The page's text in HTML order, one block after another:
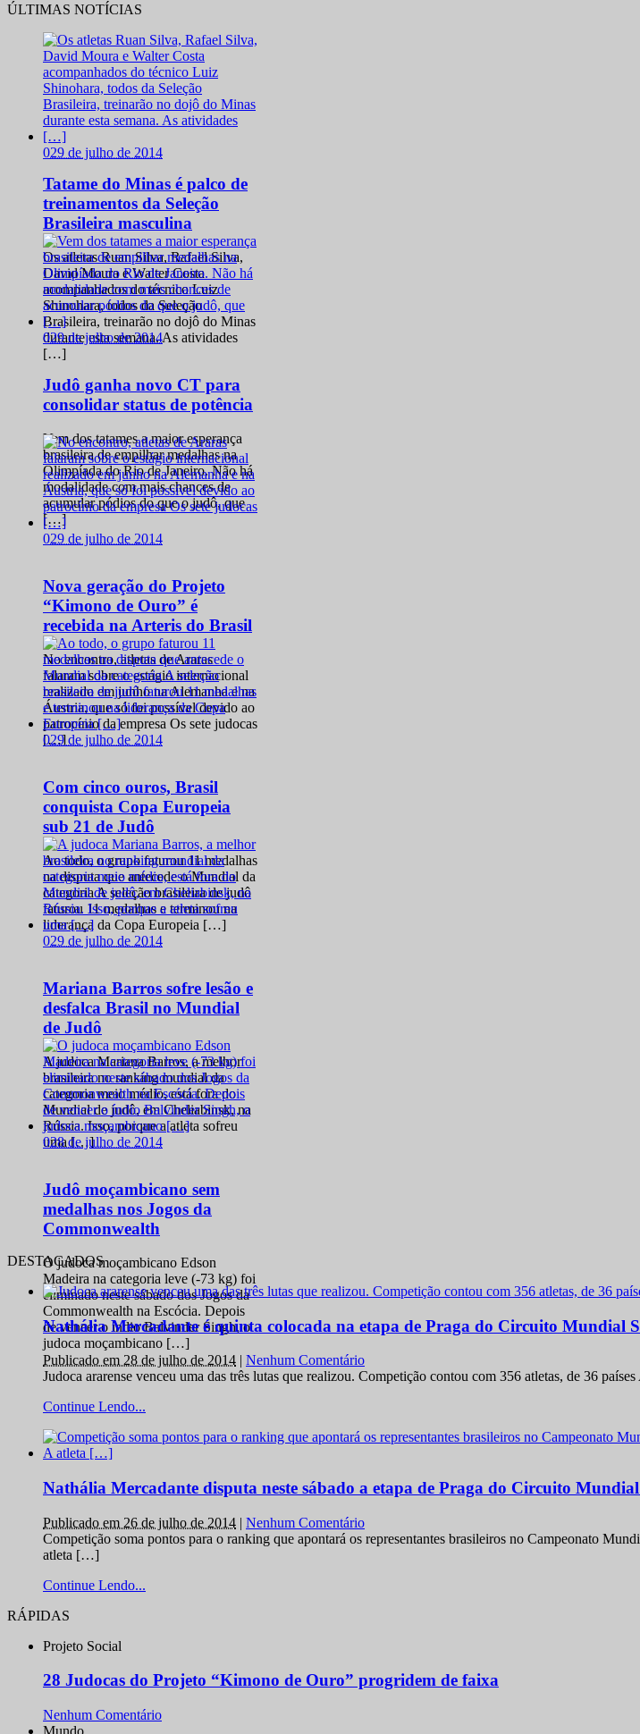
ÚLTIMAS NOTÍCIAS
029 de julho de 2014
Tatame do Minas é palco de
treinamentos da Seleção
Brasileira masculina
Os atletas Ruan Silva, Rafael Silva,
David Moura e Walter Costa
acompanhados do técnico Luiz
Shinohara, todos da Seleção
Brasileira, treinarão no dojô do Minas
durante esta semana. As atividades
[…]
029 de julho de 2014
Judô ganha novo CT para
consolidar status de potência
Vem dos tatames a maior esperança
brasileira de empilhar medalhas na
Olimpíada do Rio de Janeiro. Não há
modalidade com mais chances de
acumular pódios do que o judô, que
[…]
029 de julho de 2014
Nova geração do Projeto
“Kimono de Ouro” é
recebida na Arteris do Brasil
No encontro, atletas de Araras
falaram sobre o estágio internacional
realizado em junho na Alemanha e na
Áustria, que só foi possível devido ao
patrocínio da empresa Os sete judocas
[…]
029 de julho de 2014
Com cinco ouros, Brasil
conquista Copa Europeia
sub 21 de Judô
Ao todo, o grupo faturou 11 medalhas
na disputa que antecede o Mundial da
categoria A seleção brasileira de judô
faturou 11 medalhas e terminou na
liderança da Copa Europeia […]
029 de julho de 2014
Mariana Barros sofre lesão e
desfalca Brasil no Mundial
de Judô
A judoca Mariana Barros, a melhor
brasileira no ranking mundial da
categoria meio médio, está fora do
Mundial de judô, em Cheliabinsk, na
Rússia. Isso, porque a atleta sofreu
uma […]
028 de julho de 2014
Judô moçambicano sem
medalhas nos Jogos da
Commonwealth
O judoca moçambicano Edson
Madeira na categoria leve (-73 kg) foi
eliminado neste sábado dos Jogos da
Commonwealth na Escócia. Depois
de vencer o índio Balvinder Singh, o
judoca moçambicano […]
DESTACADOS
Nathália Mercadante é quinta colocada na etapa de Praga do Circuito Mundial
Publicado em 28 de julho de 2014 | Nenhum Comentário
Judoca ararense venceu uma das três lutas que realizou. Competição contou com 356 atletas, de 36
Continue Lendo...
Nathália Mercadante disputa neste sábado a etapa de Praga do Circuito Mundial
Publicado em 26 de julho de 2014 | Nenhum Comentário
Competição soma pontos para o ranking que apontará os representantes brasileiros no Campeonato
atleta […]
Continue Lendo...
RÁPIDAS
Projeto Social
28 Judocas do Projeto “Kimono de Ouro” progridem de faixa
Nenhum Comentário
Mundo